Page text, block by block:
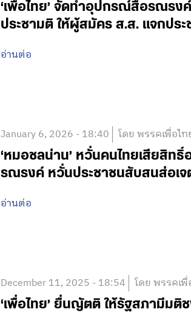
‘เพื่อไทย’ จัดทำอุปกรณ์สื่อรณรง
ประชามติ ให้ผู้สมัคร ส.ส. แจกประ
อ่านต่อ
January 6, 2026 - 18:40 โดย พรรคเพื่อไท
‘หมอชลน่าน’ หวั่นคนไทยเสียสิท
รณรงค์ หวั่นประชาชนสับสนส่อเจ
อ่านต่อ
December 11, 2025 - 18:54 โดย พรรคเพื่
‘เพื่อไทย’ ยื่นญัตติ ให้รัฐสภามีม